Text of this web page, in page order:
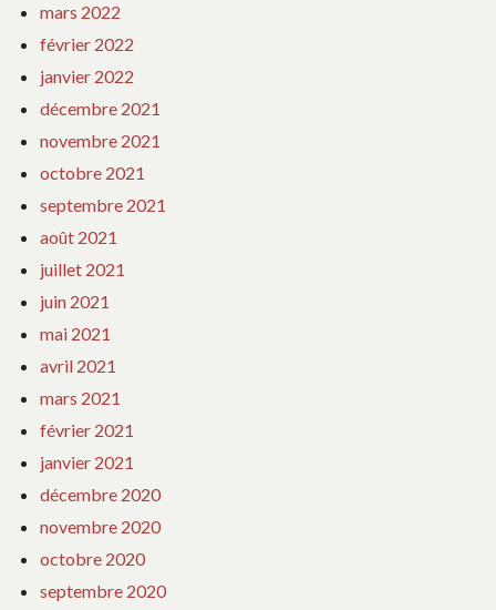
mars 2022
février 2022
janvier 2022
décembre 2021
novembre 2021
octobre 2021
septembre 2021
août 2021
juillet 2021
juin 2021
mai 2021
avril 2021
mars 2021
février 2021
janvier 2021
décembre 2020
novembre 2020
octobre 2020
septembre 2020